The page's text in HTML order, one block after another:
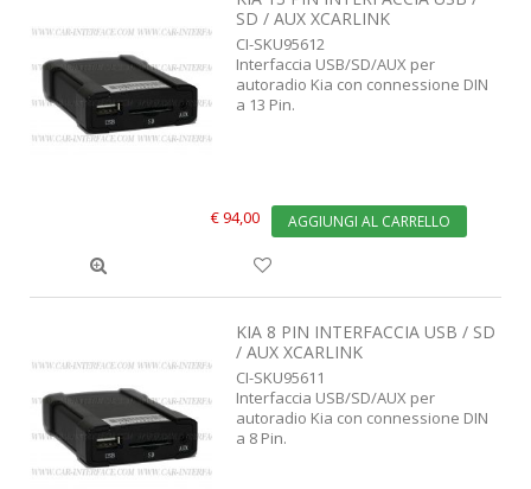
SD / AUX XCARLINK
CI-SKU95612
Interfaccia USB/SD/AUX per
autoradio Kia con connessione DIN
a 13 Pin.
€ 94,00 AGGIUNGI AL CARRELLO
KIA 8 PIN INTERFACCIA USB / SD
/ AUX XCARLINK
CI-SKU95611
Interfaccia USB/SD/AUX per
autoradio Kia con connessione DIN
a 8 Pin.